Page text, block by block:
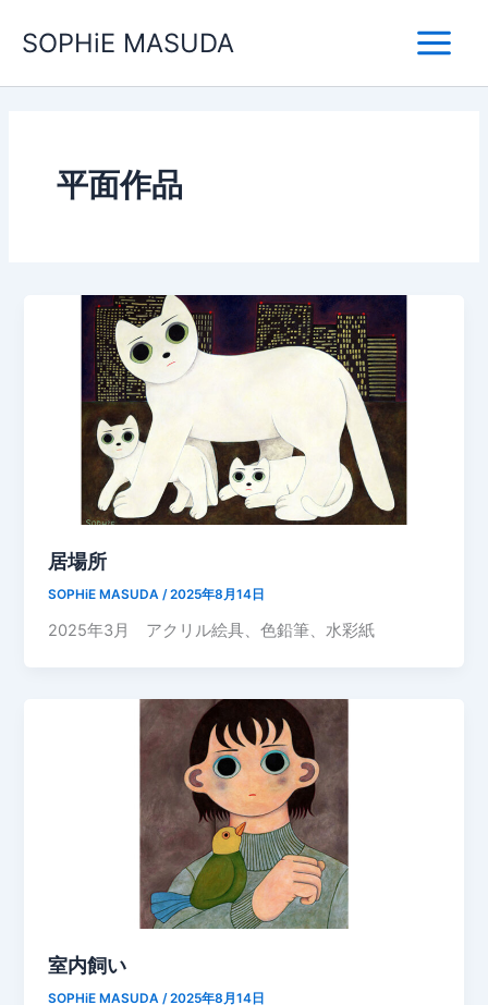
ス
SOPHiE MASUDA
Menu
平面作品
居場所
SOPHiE MASUDA/2025年8月14日
2025年3月 アクリル絵具、色鉛筆、水彩紙
室内飼い
SOPHiE MASUDA/2025年8月14日